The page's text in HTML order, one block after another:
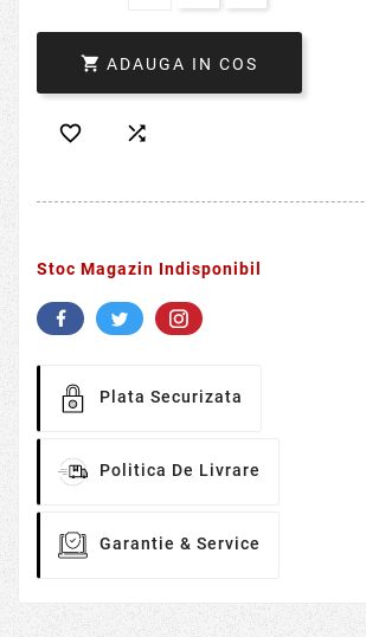
 ADAUGA IN COS
 
Stoc Magazin Indisponibil
Plata Securizata
Politica De Livrare
Garantie & Service